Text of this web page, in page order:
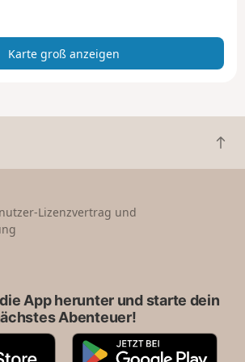
z
i
n
Karte groß anzeigen
Z
u
Lizenzvertrag und
App herunter und starte dein
Abenteuer!
A
G